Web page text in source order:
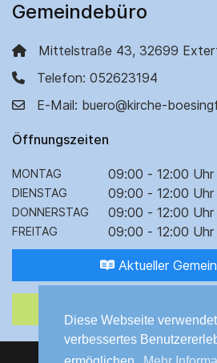
Diese Webseite
verbessertes
Gemeindebüro
Mittelstraße 43, 32699
Telefon: 052623194
E-Mail: buero@kirche-
Öffnungszeiten
MONTAG 09:00 - 12:00 Uhr
DIENSTAG 09:00 - 12:00
DONNERSTAG 09:00 - 12:00 Uhr
FREITAG 09:00 - 12:00
Aktueller